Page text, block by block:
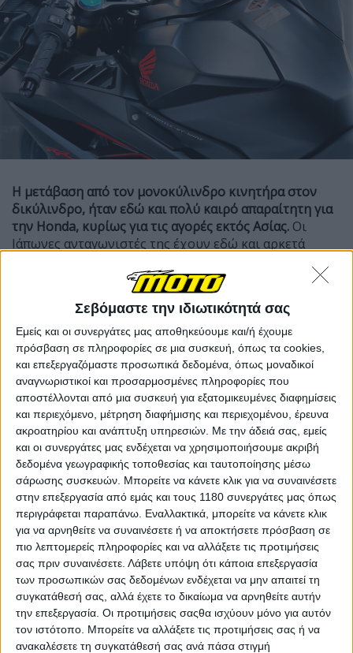
Σεβόμαστε την ιδιωτικότητά σας
Εμείς και οι συνεργάτες μας αποθηκεύουμε και/ή έχουμε
πρόσβαση σε πληροφορίες σε μια συσκευή, όπως τα cookies,
και επεξεργαζόμαστε προσωπικά δεδομένα, όπως μοναδικοί
αναγνωριστικοί και προσαρμοσμένες πληροφορίες που
αποστέλλονται από μια συσκευή για εξατομικευμένες διαφημίσεις
και περιεχόμενο, μέτρηση διαφήμισης και περιεχομένου, έρευνα
ακροατηρίου και ανάπτυξη υπηρεσιών. Με την άδειά σας, εμείς
και οι συνεργάτες μας ενδέχεται να χρησιμοποιήσουμε ακριβή
δεδομένα γεωγραφικής τοποθεσίας και ταυτοποίησης μέσω
σάρωσης συσκευών. Μπορείτε να κάνετε κλικ για να συναινέσετε
στην επεξεργασία από εμάς και τους 1180 συνεργάτες μας όπως
περιγράφεται παραπάνω. Εναλλακτικά, μπορείτε να κάνετε κλικ
για να αρνηθείτε να συναινέσετε ή να αποκτήσετε πρόσβαση σε
πιο λεπτομερείς πληροφορίες και να αλλάξετε τις προτιμήσεις
σας πριν συναινέσετε. Λάβετε υπόψη ότι κάποια επεξεργασία
των προσωπικών σας δεδομένων ενδέχεται να μην απαιτεί τη
συγκατάθεσή σας, αλλά έχετε το δικαίωμα να αρνηθείτε αυτήν
την επεξεργασία. Οι προτιμήσεις σαςθα ισχύουν μόνο για αυτόν
τον ιστότοπο. Μπορείτε να αλλάξετε τις προτιμήσεις σας ή να
ανακαλέσετε τη συγκατάθεσή σας ανά πάσα στιγμή
Η μετάβαση από τον μονοκύλινδρο κινητήρα στον
δικύλινδρο, ήταν εδώ και πολύ καιρό απαραίτητη για
την Honda, κυρίως για τις αγορές εκτός Ασίας. Οι
Ιάπωνες ανταγωνιστές της έχουν εδώ και αρκετά
κατηγορία κυβισμού καιτο γεγονός ότι οι μικρές
αυτές μοτοσυκλέτες αρχίζουν ξανά να αποκτούν
εμπορικό ενδιαφέρον στις αγορές της δύσης και
κυρίως στις ΗΠΑ και την Ευρώπη, έχει βάλει όλους
τους μεγάλους κατασκευαστές στην διαδικασία μιας
πιο σοβαρής προσέγγισης.